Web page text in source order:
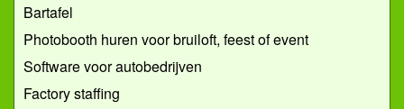
Bartafel
Photobooth huren voor bruiloft, feest of event
Software voor autobedrijven
Factory staffing